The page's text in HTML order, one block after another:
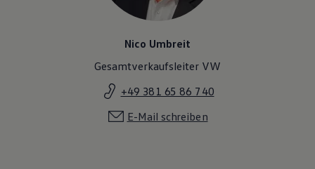
Nico Umbreit
Gesamtverkaufsleiter VW
+49 381 65 86 740
E-Mail schreiben